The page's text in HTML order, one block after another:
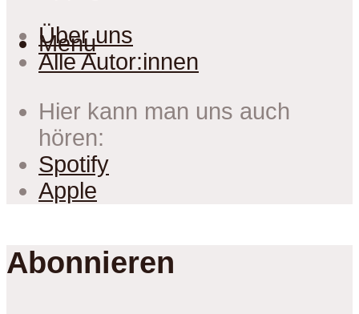
Menu
Über uns
Alle Autor:innen
Hier kann man uns auch
hören:
Spotify
Apple
Abonnieren